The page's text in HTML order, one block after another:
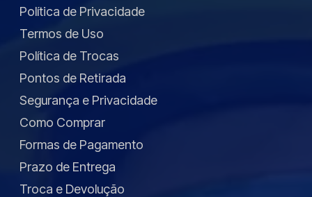
Política de Privacidade
Termos de Uso
Política de Trocas
Pontos de Retirada
Segurança e Privacidade
Como Comprar
Formas de Pagamento
Prazo de Entrega
Troca e Devolução